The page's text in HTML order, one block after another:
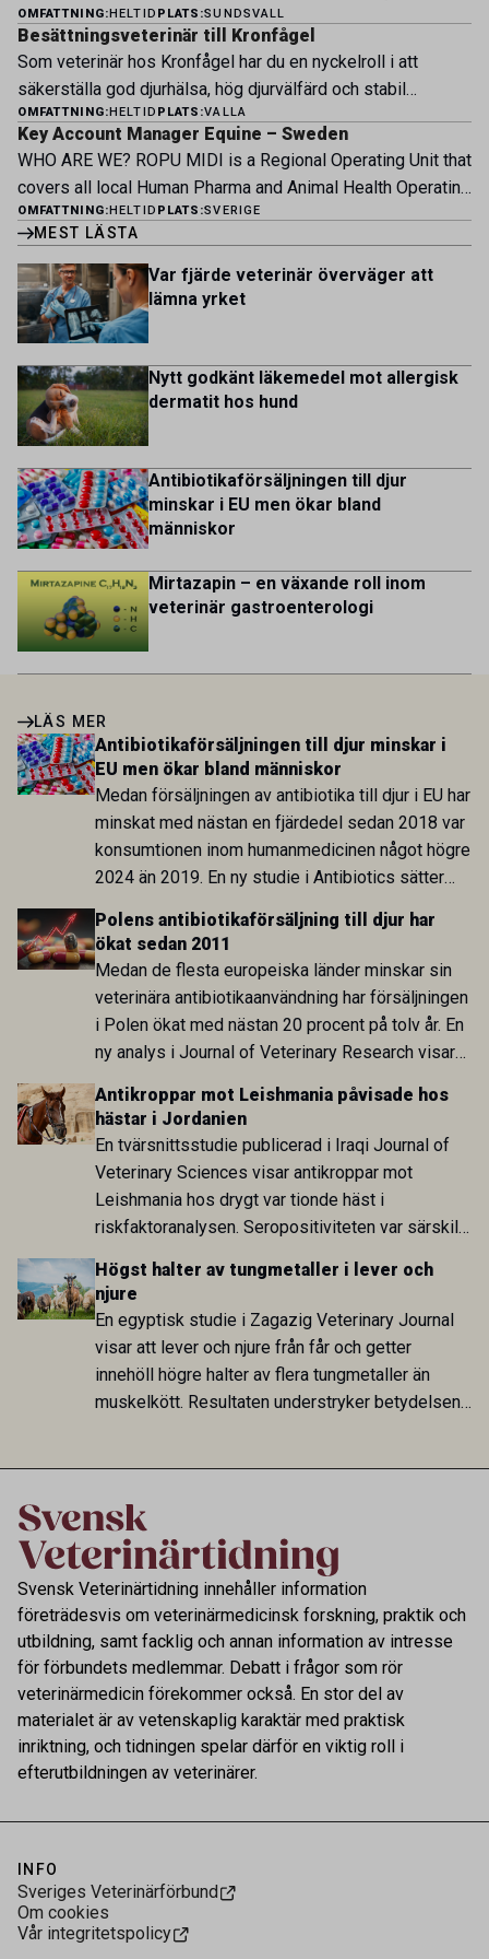
möjligheter att bedriva avancerad djursjukvård. Vad vi
erbjuder Särskilt meriterande: […]
och Bjertorp jobbar idag ett 60-tal medarbetare. Om kliniken
Bergsåkers Hästklinik bedriver veterinärverksamhet i en
modern klinik vid Bergsåkers travbana, Sundsvall. Vi
erbjuder ett mångfasetterat utbud av undersökningar och
behandlingar i välutrustade lokaler. Vi har cirka 7 500
patienter […]
OMFATTNING: HELTID PLATS:SUNDSVALL
Besättningsveterinär till Kronfågel
Som veterinär hos Kronfågel har du en nyckelroll i att
säkerställa god djurhälsa, hög djurvälfärd och stabil
produktion genom hela värdekedjan. Du arbetar nära våra
kontrakterade uppfödare och tillsammans med kollegor
inom produktion, kläckeri, slakt och kvalitet. Rollen präglas
av proaktivt arbete, kunskapsdelning och kontinuerlig
utveckling, där du bidrar till att stärka svensk
OMFATTNING: HELTID PLATS:VALLA
Key Account Manager Equine – Sweden
WHO ARE WE? ROPU MIDI is a Regional Operating Unit that
covers all local Human Pharma and Animal Health Operating
Units across Belgium, Denmark, Norway, Finland, Greece,
Portugal, Sweden, and The Netherlands. MIDI has a
multicultural and diverse work environment. More than
1.800 employees are striving to work together to improve
lives for patients and […]
OMFATTNING: HELTID PLATS:SVERIGE
MEST LÄSTA
Var fjärde veterinär överväger att
lämna yrket
Nytt godkänt läkemedel mot allergisk
dermatit hos hund
Antibiotikaförsäljningen till djur
minskar i EU men ökar bland
människor
Mirtazapin – en växande roll inom
veterinär gastroenterologi
LÄS MER
Antibiotikaförsäljningen till djur minskar i
EU men ökar bland människor
Medan försäljningen av antibiotika till djur i EU har
minskat med nästan en fjärdedel sedan 2018 var
konsumtionen inom humanmedicinen något högre
2024 än 2019. En ny studie i Antibiotics sätter
utvecklingen inom de båda sektorerna sida vid
sida och pekar på en obalans i EU:s One Health-
arbete.
Polens antibiotikaförsäljning till djur har
ökat sedan 2011
Medan de flesta europeiska länder minskar sin
veterinära antibiotikaanvändning har försäljningen
i Polen ökat med nästan 20 procent på tolv år. En
ny analys i Journal of Veterinary Research visar
att skillnaden mot lågförbrukarländer som
Sverige är fortsatt stor.
Antikroppar mot Leishmania påvisade hos
hästar i Jordanien
En tvärsnittsstudie publicerad i Iraqi Journal of
Veterinary Sciences visar antikroppar mot
Leishmania hos drygt var tionde häst i
riskfaktoranalysen. Seropositiviteten var särskilt
hög i Zarqa och statistiskt kopplad till bland
annat stallhållning. Resultaten visar att hästarna
har exponerats för parasiten – men inte att de
fungerar som reservoarer eller bidrar till
smittspridning.
Högst halter av tungmetaller i lever och
njure
En egyptisk studie i Zagazig Veterinary Journal
visar att lever och njure från får och getter
innehöll högre halter av flera tungmetaller än
muskelkött. Resultaten understryker betydelsen
Svensk Veterinärtidning innehåller information
företrädesvis om veterinärmedicinsk forskning, praktik och
utbildning, samt facklig och annan information av intresse
för förbundets medlemmar. Debatt i frågor som rör
veterinärmedicin förekommer också. En stor del av
materialet är av vetenskaplig karaktär med praktisk
inriktning, och tidningen spelar därför en viktig roll i
efterutbildningen av veterinärer.
INFO
Sveriges Veterinärförbund
Om cookies
Vår integritetspolicy